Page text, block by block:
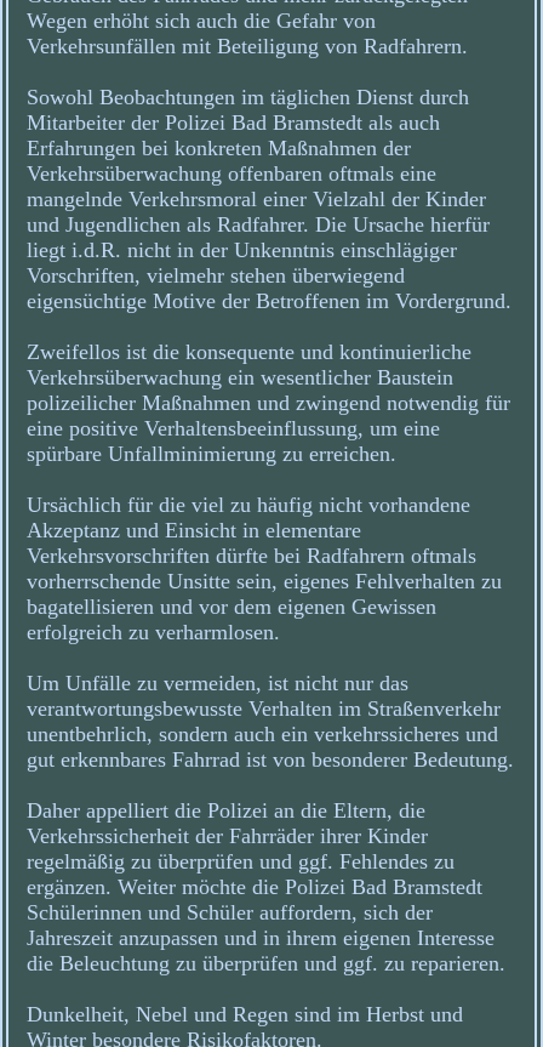
Wegen erhöht sich auch die Gefahr von
Verkehrsunfällen mit Beteiligung von Radfahrern.
Sowohl Beobachtungen im täglichen Dienst durch
Mitarbeiter der Polizei Bad Bramstedt als auch
Erfahrungen bei konkreten Maßnahmen der
Verkehrsüberwachung offenbaren oftmals eine
mangelnde Verkehrsmoral einer Vielzahl der Kinder
und Jugendlichen als Radfahrer. Die Ursache hierfür
liegt i.d.R. nicht in der Unkenntnis einschlägiger
Vorschriften, vielmehr stehen überwiegend
eigensüchtige Motive der Betroffenen im Vordergrund.
Zweifellos ist die konsequente und kontinuierliche
Verkehrsüberwachung ein wesentlicher Baustein
polizeilicher Maßnahmen und zwingend notwendig für
eine positive Verhaltensbeeinflussung, um eine
spürbare Unfallminimierung zu erreichen.
Ursächlich für die viel zu häufig nicht vorhandene
Akzeptanz und Einsicht in elementare
Verkehrsvorschriften dürfte bei Radfahrern oftmals
vorherrschende Unsitte sein, eigenes Fehlverhalten zu
bagatellisieren und vor dem eigenen Gewissen
erfolgreich zu verharmlosen.
Um Unfälle zu vermeiden, ist nicht nur das
verantwortungsbewusste Verhalten im Straßenverkehr
unentbehrlich, sondern auch ein verkehrssicheres und
gut erkennbares Fahrrad ist von besonderer Bedeutung.
Daher appelliert die Polizei an die Eltern, die
Verkehrssicherheit der Fahrräder ihrer Kinder
regelmäßig zu überprüfen und ggf. Fehlendes zu
ergänzen. Weiter möchte die Polizei Bad Bramstedt
Schülerinnen und Schüler auffordern, sich der
Jahreszeit anzupassen und in ihrem eigenen Interesse
die Beleuchtung zu überprüfen und ggf. zu reparieren.
Dunkelheit, Nebel und Regen sind im Herbst und
Winter besondere Risikofaktoren.